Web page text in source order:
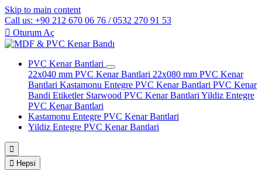
Skip to main content
Call us: +90 212 670 06 76 / 0532 270 91 53
 Oturum Aç
PVC Kenar Bantlari
22x040 mm PVC Kenar Bantlari 22x080 mm PVC Kenar
Bantlari Kastamonu Entegre PVC Kenar Bantlari PVC Kenar
Bandi Etiketler Starwood PVC Kenar Bantlari Yildiz Entegre
PVC Kenar Bantlari
Kastamonu Entegre PVC Kenar Bantlari
Yildiz Entegre PVC Kenar Bantlari

 Hepsi